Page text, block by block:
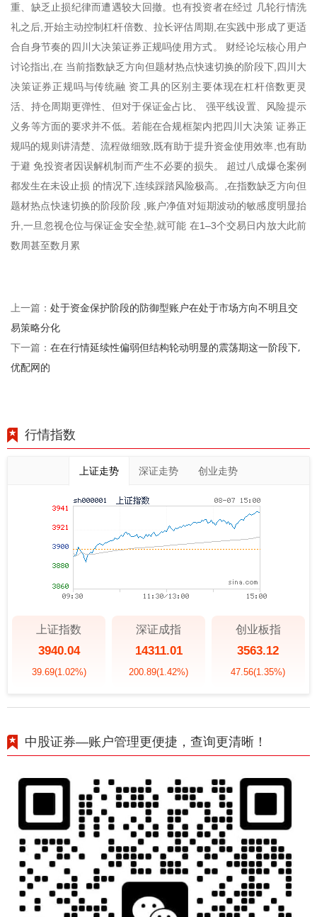
重、缺乏止损纪律而遭遇较大回撤。也有投资者在经过 几轮行情洗
礼之后,开始主动控制杠杆倍数、拉长评估周期,在实践中形成了更适
合自身节奏的四川大决策证券正规吗使用方式。 财经论坛核心用户
讨论指出,在 当前指数缺乏方向但题材热点快速切换的阶段下,四川大
决策证券正规吗与传统融 资工具的区别主要体现在杠杆倍数更灵
活、持仓周期更弹性、但对于保证金占比、 强平线设置、风险提示
义务等方面的要求并不低。若能在合规框架内把四川大决策 证券正
规吗的规则讲清楚、流程做细致,既有助于提升资金使用效率,也有助
于避 免投资者因误解机制而产生不必要的损失。 超过八成爆仓案例
都发生在未设止损 的情况下,连续踩踏风险极高。,在指数缺乏方向但
题材热点快速切换的阶段阶段 ,账户净值对短期波动的敏感度明显抬
升,一旦忽视仓位与保证金安全垫,就可能 在1–3个交易日内放大此前
数周甚至数月累
上一篇： 处于资金保护阶段的防御型账户在处于市场方向不明且交
易策略分化
下一篇： 在在行情延续性偏弱但结构轮动明显的震荡期这一阶段下,
优配网的
行情指数
上证走势 深证走势 创业走势
上证指数
3940.04
39.69(1.02%)
深证成指
14311.01
200.89(1.42%)
创业板指
3563.12
47.56(1.35%)
中股证券—账户管理更便捷，查询更清晰！